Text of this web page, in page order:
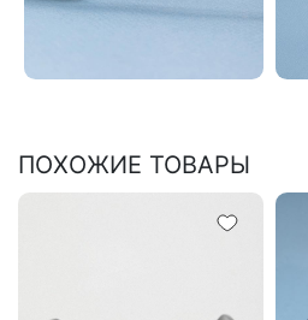
ПОХОЖИЕ ТОВАРЫ